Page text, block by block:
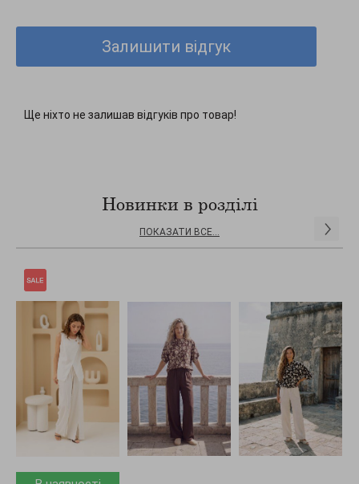
Залишити відгук
Ще ніхто не залишав відгуків про товар!
Новинки в розділі
ПОКАЗАТИ ВСЕ...